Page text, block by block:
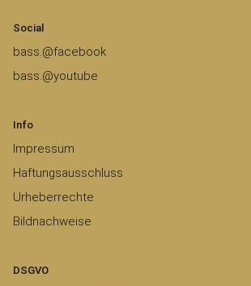
Social
bass.@facebook
bass.@youtube
Info
Impressum
Haftungsausschluss
Urheberrechte
Bildnachweise
DSGVO